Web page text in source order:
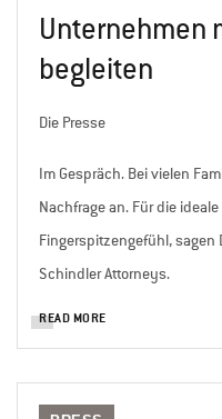
Unternehmen
begleiten
Die Presse
Im Gespräch. Bei vielen
Nachfrage an. Für die
Fingerspitzengefühl, sagen
Schindler Attorneys.
READ MORE